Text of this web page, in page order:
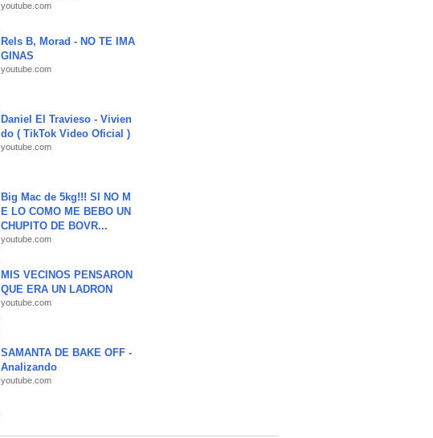
youtube.com
Rels B, Morad - NO TE IMA
GINAS
youtube.com
Daniel El Travieso - Vivien
do ( TikTok Video Oficial )
youtube.com
Big Mac de 5kg!!! SI NO M
E LO COMO ME BEBO UN
CHUPITO DE BOVR...
youtube.com
MIS VECINOS PENSARON
QUE ERA UN LADRON
youtube.com
SAMANTA DE BAKE OFF -
Analizando
youtube.com